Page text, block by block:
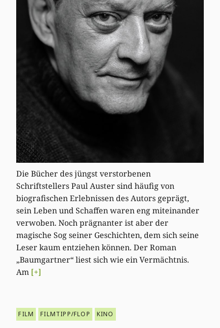
Die Bücher des jüngst verstorbenen
Schriftstellers Paul Auster sind häufig von
biografischen Erlebnissen des Autors geprägt,
sein Leben und Schaffen waren eng miteinander
verwoben. Noch prägnanter ist aber der
magische Sog seiner Geschichten, dem sich seine
Leser kaum entziehen können. Der Roman
„Baumgartner“ liest sich wie ein Vermächtnis.
Am [+]
FILM FILMTIPP/FLOP KINO